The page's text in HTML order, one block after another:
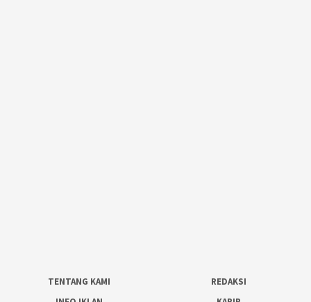
TENTANG KAMI
REDAKSI